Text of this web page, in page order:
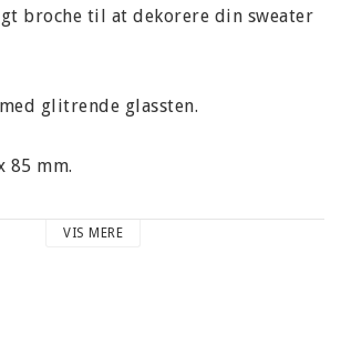
broche til at dekorere din sweater
glitrende glassten.
85 mm.
VIS MERE